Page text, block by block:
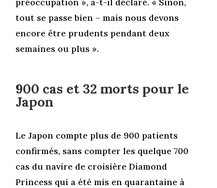
tout se passe bien – mais nous devons
encore être prudents pendant deux
semaines ou plus ».
900 cas et 32 morts pour le
Japon
Le Japon compte plus de 900 patients
confirmés, sans compter les quelque 700
cas du navire de croisière Diamond
Princess qui a été mis en quarantaine à